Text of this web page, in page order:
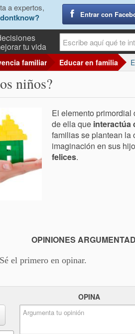
a expertos,
Entrar con
tu vida
familiar Educar en familia
niños?
El elemento
de ella que interactúa
familias se plantean la
imaginación en sus
felices.
OPINIONES
Sé el primero en opinar.
OPINA